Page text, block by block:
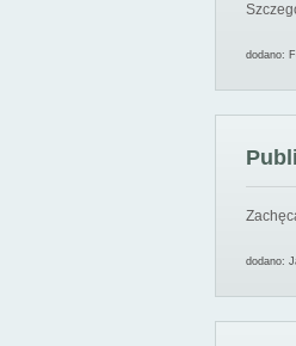
dodano:
dodano: